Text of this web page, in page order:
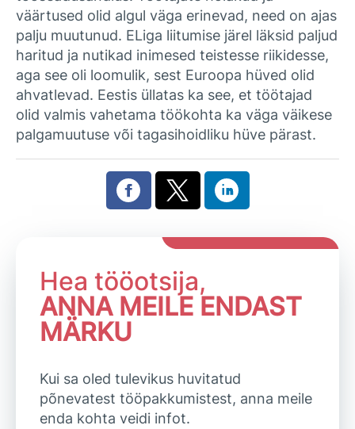
väärtused olid algul väga erinevad, need on ajas
palju muutunud. ELiga liitumise järel läksid paljud
haritud ja nutikad inimesed teistesse riikidesse,
aga see oli loomulik, sest Euroopa hüved olid
ahvatlevad. Eestis üllatas ka see, et töötajad
olid valmis vahetama töökohta ka väga väikese
palgamuutuse või tagasihoidliku hüve pärast.
Hea tööotsija,
ANNA MEILE ENDAST
MÄRKU
Kui sa oled tulevikus huvitatud
põnevatest tööpakkumistest, anna meile
enda kohta veidi infot.